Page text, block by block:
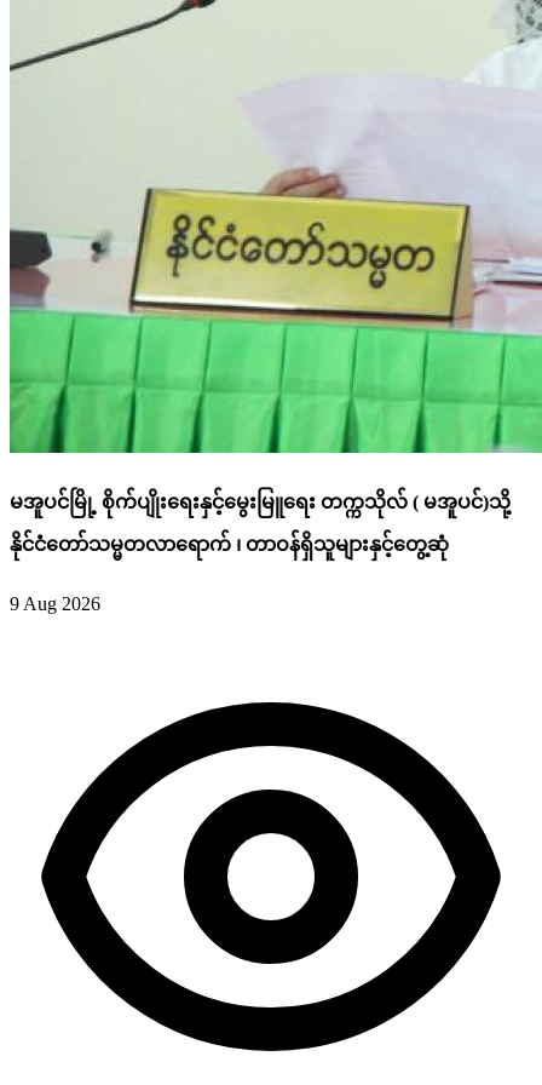
မအူပင်မြို့ စိုက်ပျိုးရေးနှင့်မွေးမြူရေး တက္ကသိုလ် ( မအူပင်)သို့
နိုင်ငံတော်သမ္မတလာရောက် ၊ တာဝန်ရှိသူများနှင့်တွေ့ဆုံ
9 Aug 2026